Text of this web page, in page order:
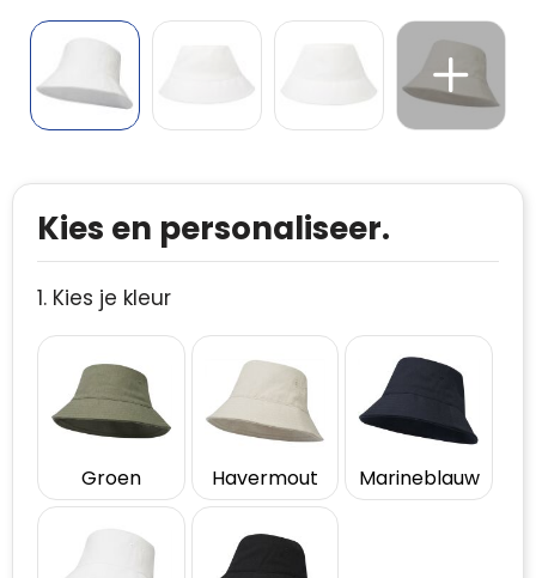
Kies en personaliseer.
1. Kies je kleur
Groen Havermout Marineblauw